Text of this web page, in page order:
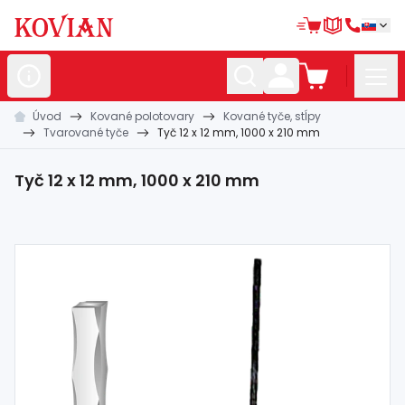
Nerezovépolotovary
Kované polotovary
Automatizácia
Dom, dielňa,záhrada
materiál
Úvod Kované polotovary
Kované tyče, stĺpy
Tvarované tyče
Tyč 12 x 12 mm, 1000 x 210 mm
Tyč 12 x 12 mm, 1000 x 210 mm